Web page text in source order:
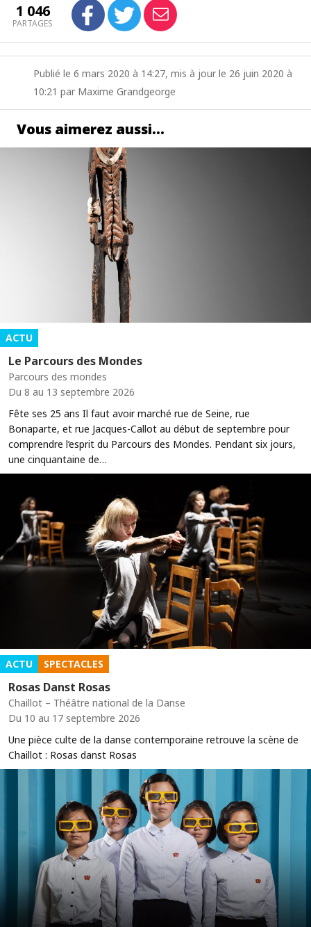
1 046
PARTAGES
Publié le 6 mars 2020 à 14:27, mis à jour le 26 juin 2020 à
10:21 par Maxime Grandgeorge
Vous aimerez aussi…
ACTU
Le Parcours des Mondes
Parcours des mondes
Du 8 au 13 septembre 2026
Fête ses 25 ans Il faut avoir marché rue de Seine, rue
Bonaparte, et rue Jacques-Callot au début de septembre pour
comprendre l’esprit du Parcours des Mondes. Pendant six jours,
une cinquantaine de…
ACTU SPECTACLES
Rosas Danst Rosas
Chaillot – Théâtre national de la Danse
Du 10 au 17 septembre 2026
Une pièce culte de la danse contemporaine retrouve la scène de
Chaillot : Rosas danst Rosas